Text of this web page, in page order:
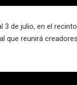
3 de julio, en el
que reunirá